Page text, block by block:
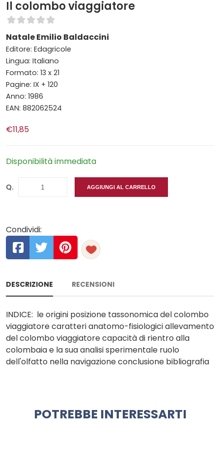
Il colombo viaggiatore
Natale Emilio Baldaccini
Editore: Edagricole
Lingua: Italiano
Formato: 13 x 21
Pagine: IX + 120
Anno: 1986
EAN: 882062524
€11,85
Disponibilità immediata
Q. AGGIUNGI AL CARRELLO
Condividi:
DESCRIZIONE RECENSIONI
INDICE: le origini posizione tassonomica del colombo
viaggiatore caratteri anatomo-fisiologici allevamento
del colombo viaggiatore capacità di rientro alla
colombaia e la sua analisi sperimentale ruolo
dell'olfatto nella navigazione conclusione bibliografia
POTREBBE INTERESSARTI